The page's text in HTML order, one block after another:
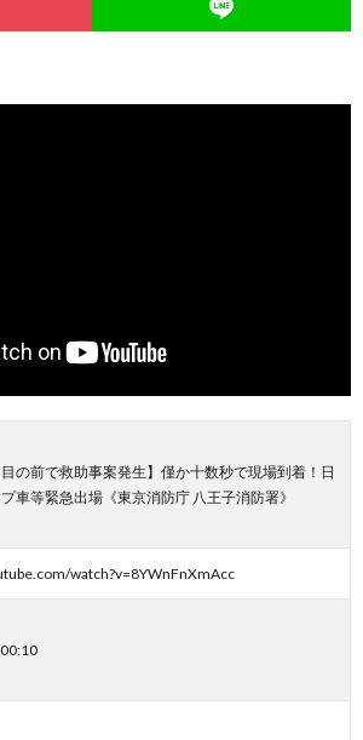
目の前で救助事案発生】僅か十数秒で現場到着！日
車等緊急出場《東京消防庁 八王子消防署》
watch?v=8YWnFnXmAcc